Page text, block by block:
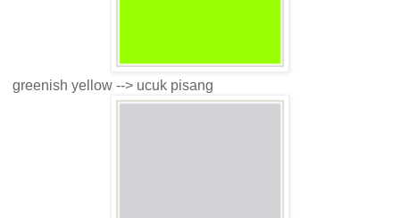
greenish yellow --> ucuk pisang